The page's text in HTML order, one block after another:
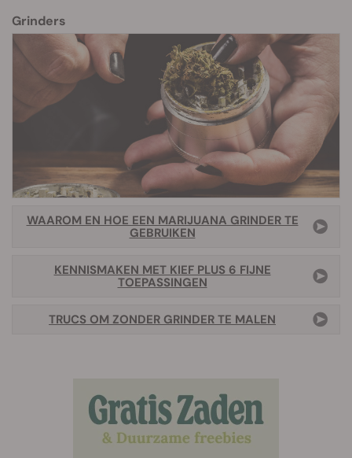
Grinders
WAAROM EN HOE EEN MARIJUANA GRINDER TE
GEBRUIKEN
KENNISMAKEN MET KIEF PLUS 6 FIJNE
TOEPASSINGEN
TRUCS OM ZONDER GRINDER TE MALEN